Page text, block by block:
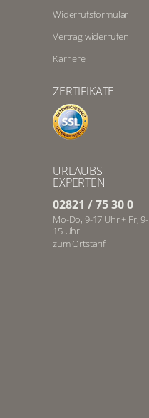
Widerrufsformular
Vertrag widerrufen
Karriere
ZERTIFIKATE
URLAUBS-
EXPERTEN
02821 / 75 30 0
Mo-Do, 9-17 Uhr + Fr, 9-
15 Uhr
zum Ortstarif